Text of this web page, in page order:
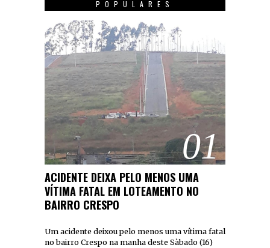
POPULARES
01
ACIDENTE DEIXA PELO MENOS UMA
VÍTIMA FATAL EM LOTEAMENTO NO
BAIRRO CRESPO
Um acidente deixou pelo menos uma vítima fatal
no bairro Crespo na manha deste Sàbado (16)